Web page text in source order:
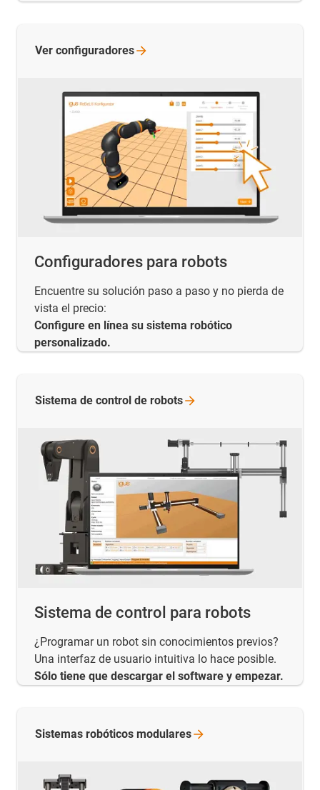
Configuradores para robots
Encuentre su solución paso a paso y no pierda de
vista el precio:
Configure en línea su sistema robótico
personalizado.
Ver configuradores
Sistema de control para robots
¿Programar un robot sin conocimientos previos?
Una interfaz de usuario intuitiva lo hace posible.
Sólo tiene que descargar el software y empezar.
Sistema de control de robots
Sistemas robóticos modulares